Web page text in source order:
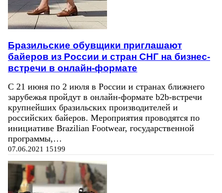
Бразильские обувщики приглашают
байеров из России и стран СНГ на бизнес-
встречи в онлайн-формате
С 21 июня по 2 июля в России и странах ближнего
зарубежья пройдут в онлайн-формате b2b-встречи
крупнейших бразильских производителей и
российских байеров. Мероприятия проводятся по
инициативе Brazilian Footwear, государственной
программы,…
07.06.2021 15199